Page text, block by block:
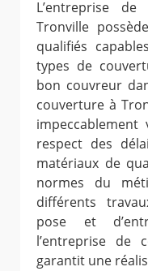
L’entreprise
Tronville
qualifiés
types de
bon couvreur
couverture à
respect des
matériaux de
normes du
différents
pose et
l’entreprise de
garantit une